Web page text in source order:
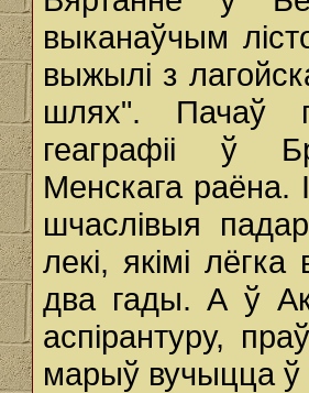
выканаўчым
выжылі з
шлях". Пачаў
геаграфіі ў
Менскага раёна.
шчаслівыя
лекі, якімі
два гады. А ў
аспірантуру,
марыў вучыцца ў